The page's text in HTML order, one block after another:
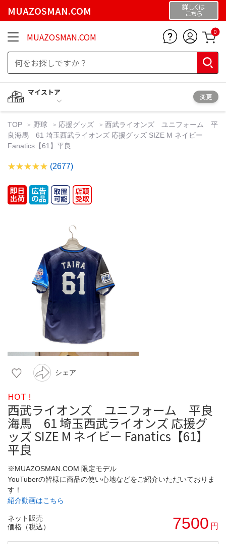
MUAZOSMAN.COM 詳しくは
こちら
MUAZOSMAN.COM 0
マイストア
変更
TOP 野球 応援グッズ
西武ライオンズ ユニフォーム 平
良海馬 61 埼玉西武ライオンズ 応援グッズ SIZE M ネイビー
Fanatics【61】平良
(2677)
シェア
HOT !
西武ライオンズ ユニフォーム 平良
海馬 61 埼玉西武ライオンズ 応援グ
ッズ SIZE M ネイビー Fanatics【61】
平良
※MUAZOSMAN.COM 限定モデル
YouTuberの皆様に商品の使い心地などをご紹介いただいておりま
す！
紹介動画はこちら
ネット販売
価格（税込）
7500 円